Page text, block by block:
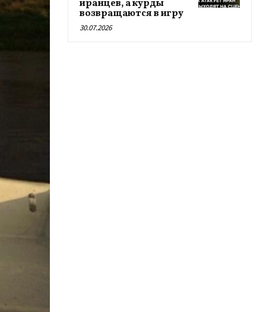
иранцев, а курды
возвращаются в игру
30.07.2026